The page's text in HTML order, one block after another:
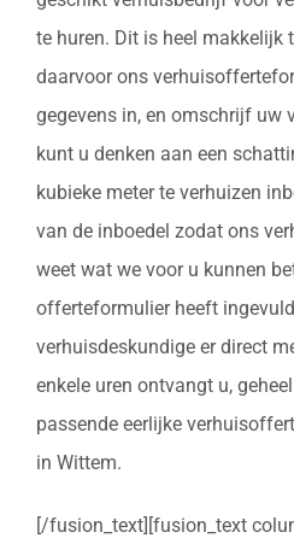
te huren. Dit is heel makkelijk
daarvoor ons
gegevens in, en omschrijf uw
kunt u denken aan een
kubieke meter te verhuizen
van de inboedel zodat ons
weet wat we voor u kunnen
offerteformulier heeft
verhuisdeskundige er direct
enkele uren ontvangt u,
passende eerlijke
in Wittem.
[/fusion_text][fusion_text